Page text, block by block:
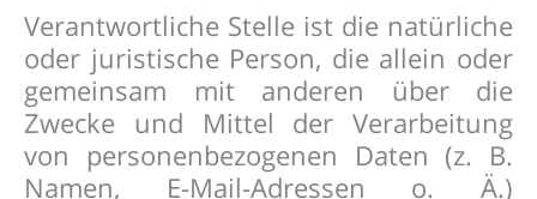
Verantwortliche Stelle ist die natürliche
oder juristische Person, die allein oder
gemeinsam mit anderen über die
Zwecke und Mittel der Verarbeitung
von personenbezogenen Daten (z. B.
Namen, E-Mail-Adressen o. Ä.)